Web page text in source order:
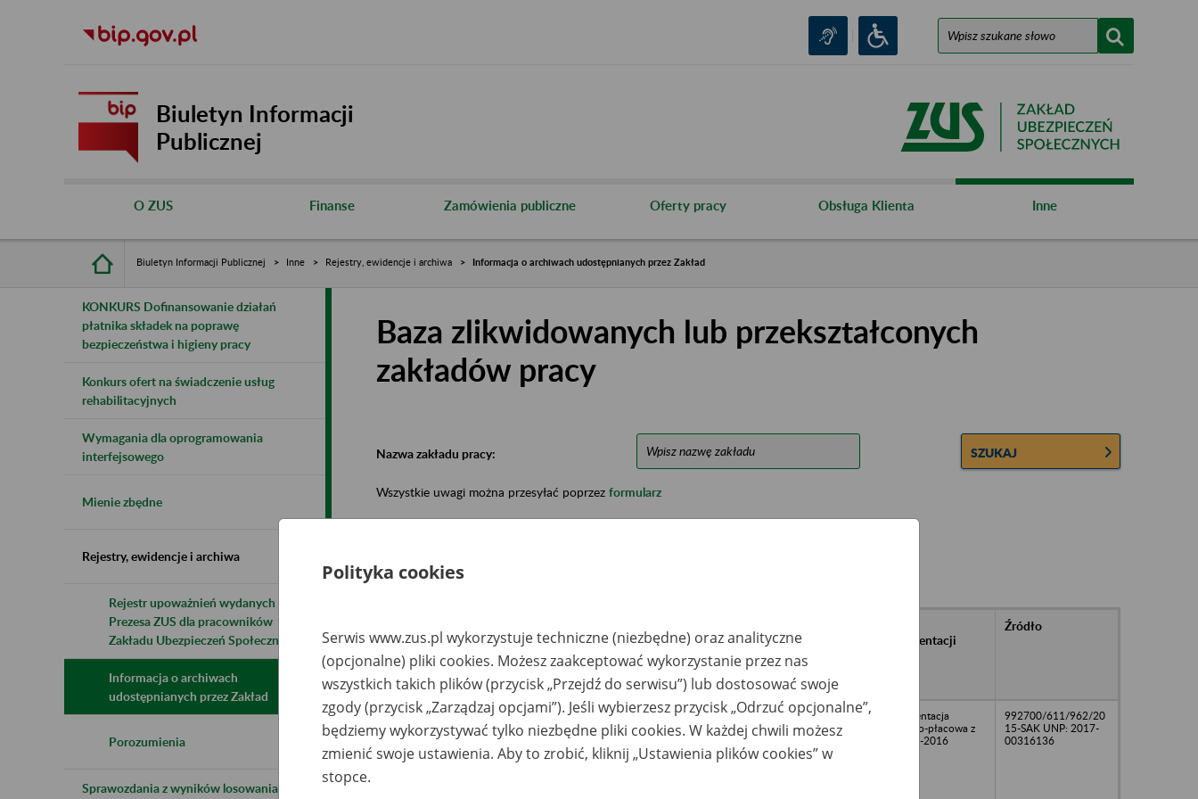
Biuletyn Informacji
Publicznej
O ZUS Finanse Zamówienia publiczne Oferty pracy Obsługa Klienta Inne
Biuletyn Informacji Publicznej Inne Rejestry, ewidencje i archiwa Informacja o archiwach udostępnianych przez Zakład
KONKURS Dofinansowanie działań
płatnika składek na poprawę
bezpieczeństwa i higieny pracy
Konkurs ofert na świadczenie usług
rehabilitacyjnych
Wymagania dla oprogramowania
interfejsowego
Mienie zbędne
Rejestry, ewidencje i archiwa
Rejestr upoważnień wydanych przez
Prezesa ZUS dla pracowników
Zakładu Ubezpieczeń Społecznych
Informacja o archiwach
udostępnianych przez Zakład
Porozumienia
Sprawozdania z wyników losowania do
Baza zlikwidowanych lub przekształconych
zakładów pracy
Nazwa zakładu pracy: SZUKAJ
Wszystkie uwagi można przesyłać poprzez formularz
zlikwidowanego
zakładu pracy
przechowywania
dokumentów
archiwum
państwowym
dokumentacji
archiwach
państwowych
dokumentacji
Źródło
NAFTA-GAZ-SERWIS
S.A. - Sanok, ul.
Rymanowska 45
(NAFTA-GAZ-SERWIS
S.A. powstała w
Składnica Akt „AR-
POS” Sp. z.o.o.
Rzeszów, ul. Zawiszy
Czarnego 20 F
Dokumentacja
osobowo-płacowa z
lat 2001-2016
992700/611/962/20
15-SAK UNP: 2017-
00316136
Polityka cookies
Serwis www.zus.pl wykorzystuje techniczne (niezbędne) oraz analityczne
(opcjonalne) pliki cookies. Możesz zaakceptować wykorzystanie przez nas
wszystkich takich plików (przycisk „Przejdź do serwisu”) lub dostosować swoje
zgody (przycisk „Zarządzaj opcjami”). Jeśli wybierzesz przycisk „Odrzuć opcjonalne”,
będziemy wykorzystywać tylko niezbędne pliki cookies. W każdej chwili możesz
zmienić swoje ustawienia. Aby to zrobić, kliknij „Ustawienia plików cookies” w
stopce.